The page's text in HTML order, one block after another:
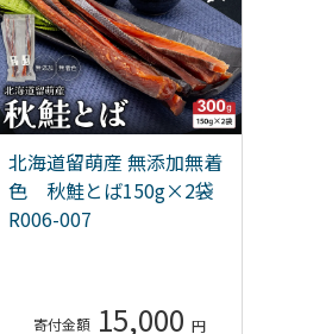
北海道留萌産 無添加無着
色 秋鮭とば150g×2袋
R006-007
15,000